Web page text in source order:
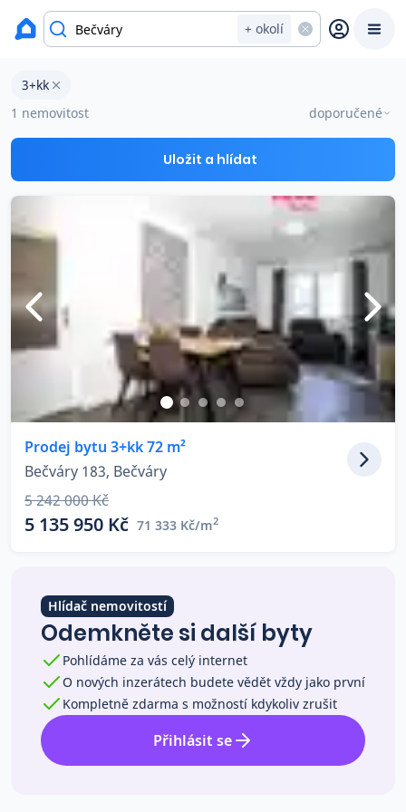
+ okolí
Prodat
Prodej s Reas.cz
Ceny prodaných nemovitostí
Okamžitý výkup
Přehled realitních makléřů
Co říkají naši zákazníci
Blog
O nás
Kariéra
okres Kolín
Byty 3+kk na prodej Bečváry
3+kk
1 nemovitost
doporučené
Uložit a hlídat
Prodej bytu 3+kk 72 m²
Bečváry 183, Bečváry
5 242 000 Kč
5 135 950 Kč 71 333 Kč/m2
Hlídač nemovitostí
Odemkněte si další byty
Pohlídáme za vás celý internet
O nových inzerátech budete vědět vždy jako první
Kompletně zdarma s možností kdykoliv zrušit
Přihlásit se